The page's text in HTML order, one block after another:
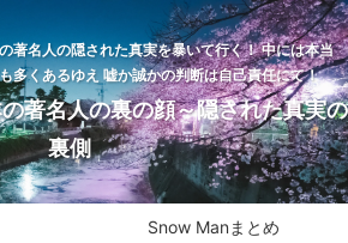
著名人の隠された真実を暴いて行く！ 中には本当
多くあるゆえ 嘘か誠かの判断は自己責任にて！
著名人の裏の顔～隠された真実の
裏側
Snow Manまとめ